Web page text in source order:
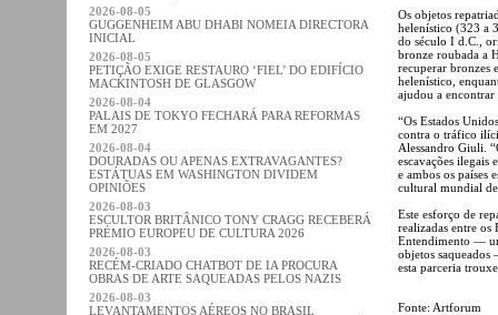
2026-08-05
GUGGENHEIM ABU DHABI NOMEIA DIRECTORA
INICIAL
2026-08-05
PETIÇÃO EXIGE RESTAURO ‘FIEL’ DO EDIFÍCIO
MACKINTOSH DE GLASGOW
2026-08-04
PALAIS DE TOKYO FECHARÁ PARA REFORMAS
EM 2027
2026-08-04
DOURADAS OU APENAS EXTRAVAGANTES?
ESTÁTUAS EM WASHINGTON DIVIDEM
OPINIÕES
2026-08-03
ESCULTOR BRITÂNICO TONY CRAGG RECEBERÁ
PRÉMIO EUROPEU DE CULTURA 2026
2026-08-03
RECÉM-CRIADO CHATBOT DE IA PROCURA
OBRAS DE ARTE SAQUEADAS PELOS NAZIS
2026-08-03
LEVANTAMENTOS AÉREOS NO BRASIL
Os objetos
helenístico (323 a
do século I d.C.,
bronze roubada a
recuperar bronzes
helenístico,
ajudou a
“Os Estados
contra o tráfico
Alessandro Giuli.
escavações ilegais
e ambos os países
cultural mundial
Este esforço de
realizadas entre os
Entendimento —
objetos
esta parceria
Fonte: Artforum